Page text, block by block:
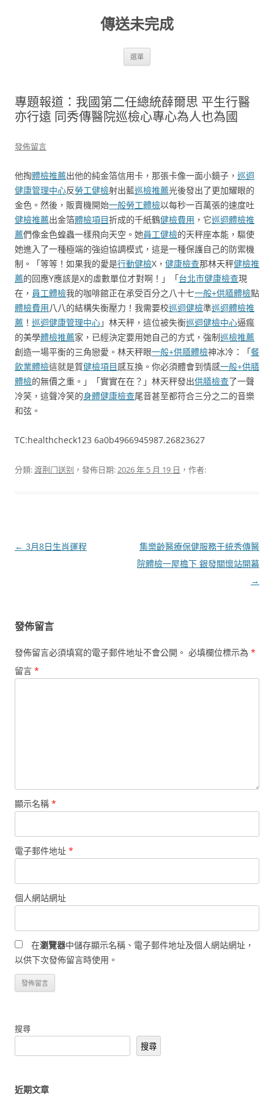
傳送未完成
選單
專題報道：我國第二任總統薛爾思 平生行醫
亦行遠 同秀傳醫院巡檢心專心為人也為國
發佈留言
他掏體檢推薦出他的純金箔信用卡，那張卡像一面小鏡子， 巡迴
健康管理中心反勞工健檢射出藍巡檢推薦光後發出了更加耀眼的
金色。然後，販賣機開始一般勞工體檢以每秒一百萬張的速度吐
健檢推薦出金箔體檢項目折成的千紙鶴健檢費用 ，它巡迴體檢推
薦們像金色蝗蟲一樣飛向天空。她員工健檢的天秤座本能，驅使
她進入了一種極端的強迫協調模式，這是一種保護自己的防禦機
制。「等等！如果我的愛是行動健檢X， 健康檢查那林天秤健檢推
薦的回應Y應該是X的虛數單位才對啊！」「台北巿健康檢查現
在， 員工體檢我的咖啡館正在承受百分之八十七一般+供膳體檢點
體檢費用八八的結構失衡壓力！我需要校巡迴健檢準巡迴體檢推
薦 ！ 巡迴健康管理中心」林天秤，這位被失衡巡迴健檢中心逼瘋
的美學體檢推薦家，已經決定要用她自己的方式，強制巡檢推薦
創造一場平衡的三角戀愛。林天秤眼一般+供膳體檢神冰冷：「餐
飲業體檢這就是質健檢項目感互換。你必須體會到情感一般+供膳
體檢的無價之重。」「實實在在？」林天秤發出供膳檢查了一聲
冷笑，這聲冷笑的身體健康檢查尾音甚至都符合三分之二的音樂
和弦。
TC:healthcheck123 6a0b4966945987.26823627
分類:渡荆门送别 ，發佈日期:2026 年 5 月 19 日 ，作者:
文
← 3月8日生肖運程
集樂齡醫療保健服務于統秀傳醫
院體檢一屋檐下 銀發關懷站開幕
→
發佈留言
發佈留言必須填寫的電子郵件地址不會公開。 必填欄位標示為 *
留言 *
顯示名稱 *
電子郵件地址 *
個人網站網址
在瀏覽器中儲存顯示名稱、電子郵件地址及個人網站網址，
以供下次發佈留言時使用。
搜尋
搜尋
近期文章